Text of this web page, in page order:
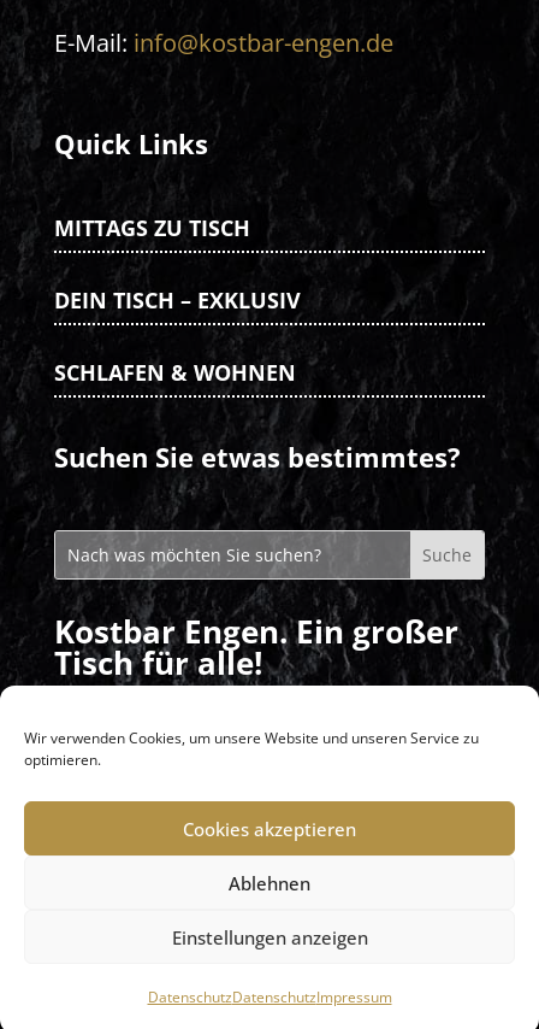
Wir verwenden Cookies, um unsere Website und unseren Service zu
optimieren.
Cookies akzeptieren
Ablehnen
Einstellungen anzeigen
DatenschutzDatenschutzImpressum
E-Mail: info@kostbar-engen.de
Quick Links
MITTAGS ZU TISCH
DEIN TISCH – EXKLUSIV
SCHLAFEN & WOHNEN
Suchen Sie etwas bestimmtes?
Kostbar Engen. Ein großer
Tisch für alle!
11:30 – 14:00 Uhr
Abends: nach Vereinbarung / Buchung